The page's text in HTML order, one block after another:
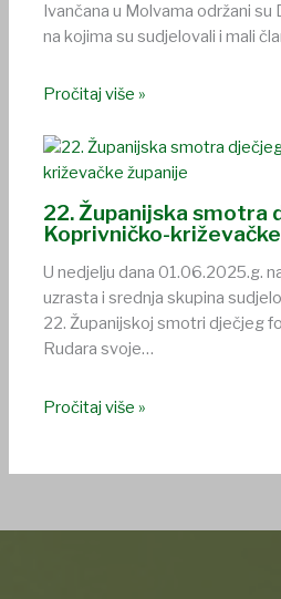
Ivančana u Molvama održani
na kojima su sudjelovali i mali
Pročitaj više »
22. Županijska smotra
Koprivničko-
U nedjelju dana 01.06.2025.g.
uzrasta i srednja skupina
22. Županijskoj smotri dječjeg
Rudara svoje…
Pročitaj više »